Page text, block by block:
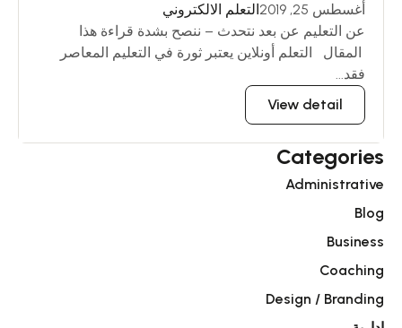
أغسطس 25, 2019
التعلم الالكتروني
عن التعليم عن بعد نتحدث – ننصح بشدة قراءة هذا
المقال التعلم أونلاين يعتبر ثورة في التعليم المعاصر
فقد...
View detail
Categories
Administrative
Blog
Business
Coaching
Design / Branding